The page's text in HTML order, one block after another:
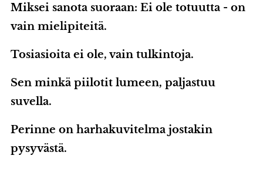
Miksei sanota suoraan: Ei ole totuutta - on
vain mielipiteitä.
Tosiasioita ei ole, vain tulkintoja.
Sen minkä piilotit lumeen, paljastuu
suvella.
Perinne on harhakuvitelma jostakin
pysyvästä.